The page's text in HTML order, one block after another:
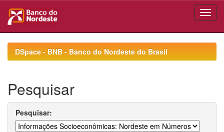
navigationDSpace - BNB - Banco do Nordeste do Brasil
Pesquisar
Pesquisar: